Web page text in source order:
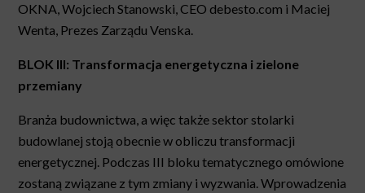
OKNA,Wojciech Stanowski, CEO debesto.com i Maciej
Wenta, Prezes Zarządu Venska.
BLOK III: Transformacja energetyczna i zielone
przemiany
Branża budownictwa, a więc także sektor stolarki
budowlanej stoją obecnie w obliczu transformacji
energetycznej. Podczas III bloku tematycznego omówione
zostaną związane z tym zmiany i wyzwania. Wprowadzenia